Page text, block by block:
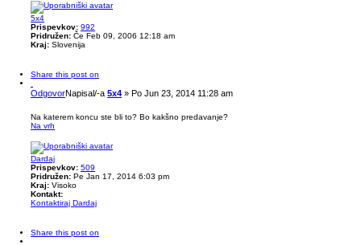
5x4
Prispevkov: 992
Pridružen: Če Feb 09, 2006 12:18 am
Kraj: Slovenija
Share this post on
OdgovorNapisal/-a 5x4 » Po Jun 23, 2014 11:28 am
Na katerem koncu ste bli to? Bo kakšno predavanje?
Na vrh
Dardaj
Prispevkov: 509
Pridružen: Pe Jan 17, 2014 6:03 pm
Kraj: Visoko
Kontakt:
Kontaktiraj Dardaj
Share this post on